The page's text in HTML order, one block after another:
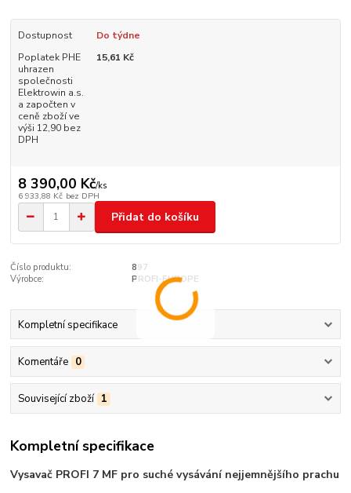
Dostupnost
Do týdne
Poplatek PHE
uhrazen
společnosti
Elektrowin a.s.
a započten v
ceně zboží ve
výši 12,90 bez
DPH
15,61 Kč
8 390,00 Kč/ks
6 933,88 Kč bez DPH
Přidat do košíku
Číslo produktu:
897
Výrobce:
PROFI-EUROPE
Kompletní specifikace
Komentáře 0
Související zboží 1
Kompletní specifikace
Vysavač PROFI 7 MF pro suché vysávání nejjemnějšího prachu